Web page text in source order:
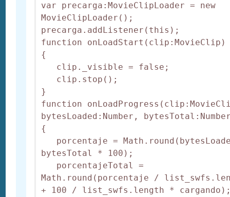
var precarga:MovieClipLoader = new
MovieClipLoader();
precarga.addListener(this);
function onLoadStart(clip:MovieClip)
{
clip._visible = false;
clip.stop();
}
function
bytesLoaded:Number,
{
porcentaje =
bytesTotal * 100);
porcentajeTotal =
Math.round(porcentaje /
+ 100 / list_swfs.length *